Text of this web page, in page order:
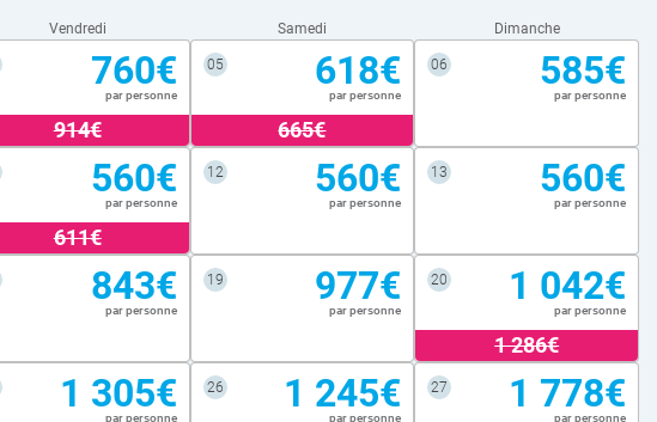
Vendredi Samedi Dimanche
760€
par personne
914€
05 618€
par personne
665€
06 585€
par personne
560€
par personne
611€
12 560€
par personne
13 560€
par personne
843€
par personne
19 977€
par personne
20 1 042€
par personne
1 286€
1 305€
par personne
26 1 245€
par personne
27 1 778€
par personne